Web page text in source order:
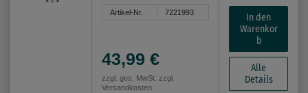
Artikel-Nr. 7221993
43,99 €
zzgl. ges. MwSt. zzgl.
Versandkosten
In den
Warenkor
b
Alle
Details